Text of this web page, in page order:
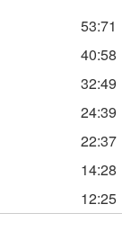
53:71
40:58
32:49
24:39
22:37
14:28
12:25